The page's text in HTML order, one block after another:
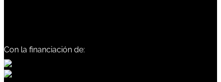
Con la financiación de: